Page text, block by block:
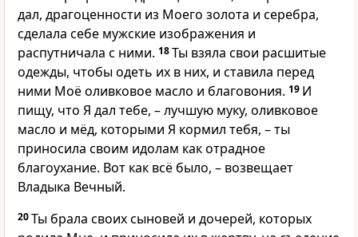
дал, драгоценности из Моего золота и серебра,
сделала себе мужские изображения и
распутничала с ними. 18Ты взяла свои расшитые
одежды, чтобы одеть их в них, и ставила перед
ними Моё оливковое масло и благовония. 19 И
пищу, что Я дал тебе, – лучшую муку, оливковое
масло и мёд, которыми Я кормил тебя, – ты
приносила своим идолам как отрадное
благоухание. Вот как всё было, – возвещает
Владыка Вечный.
20Ты брала своих сыновей и дочерей, которых